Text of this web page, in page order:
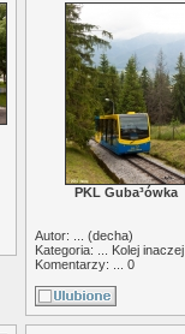
PKL Guba³ówka
Autor: ... (decha)
Kategoria: ... Kolej inaczej
Komentarzy: ... 0